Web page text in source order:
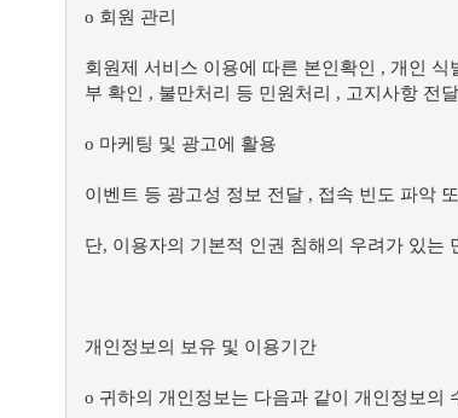
ο 회원 관리
회원제 서비스 이용에 따른 본인확인 , 개인
부 확인 , 불만처리 등 민원처리 , 고지사항 전달
ο 마케팅 및 광고에 활용
이벤트 등 광고성 정보 전달 , 접속 빈도 파악
단, 이용자의 기본적 인권 침해의 우려가 있는
개인정보의 보유 및 이용기간
ο 귀하의 개인정보는 다음과 같이 개인정보의